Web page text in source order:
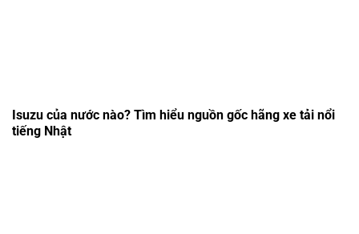
Isuzu của nước nào? Tìm hiểu nguồn gốc hãng xe tải nổi
tiếng Nhật